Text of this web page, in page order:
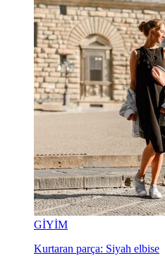
GİYİM
Kurtaran parça: Siyah elbise